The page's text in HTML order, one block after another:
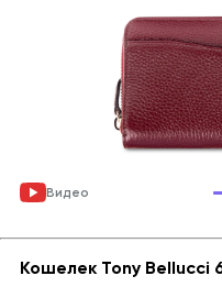
Видео
Кошелек Tony Bellucci